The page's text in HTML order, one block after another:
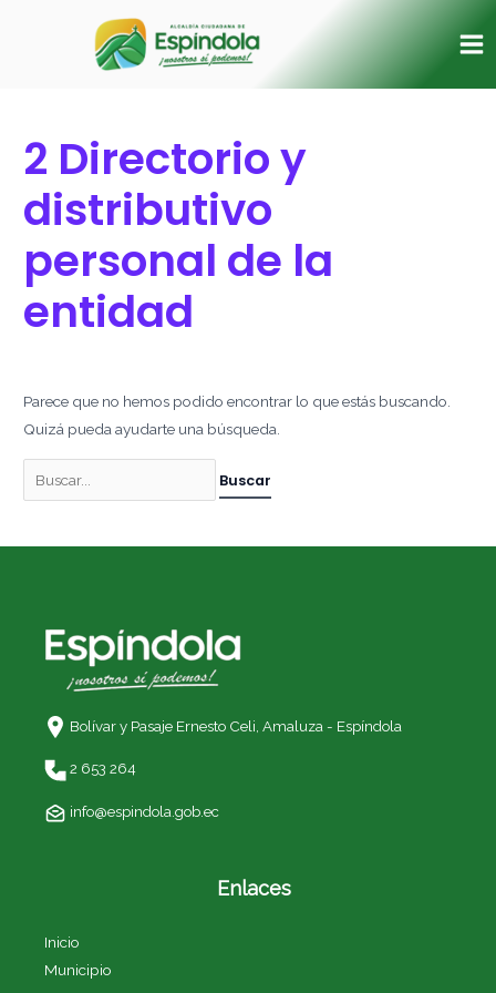
2 Directorio y
distributivo
personal de la
entidad
Parece que no hemos podido encontrar lo que estás buscando.
Quizá pueda ayudarte una búsqueda.
Bolívar y Pasaje Ernesto Celi, Amaluza - Espíndola
2 653 264
info@espindola.gob.ec
Enlaces
Inicio
Municipio